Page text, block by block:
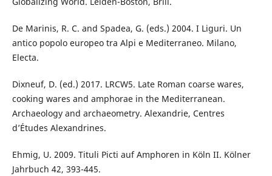
De Marinis, R. C. and Spadea, G. (eds.) 2004. I Liguri. Un
antico popolo europeo tra Alpi e Mediterraneo. Milano,
Electa.
Dixneuf, D. (ed.) 2017. LRCW5. Late Roman coarse wares,
cooking wares and amphorae in the Mediterranean.
Archaeology and archaeometry. Alexandrie, Centres
d’Études Alexandrines.
Ehmig, U. 2009. Tituli Picti auf Amphoren in Köln II. Kölner
Jahrbuch 42, 393-445.